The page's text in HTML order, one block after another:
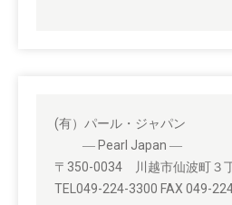
(有）パール・ジャパン
― Pearl Japan ―
〒350-0034 川越市仙波町３
TEL049-224-3300 FAX 049-